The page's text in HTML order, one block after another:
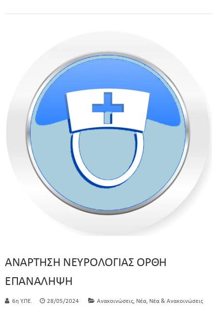
ΑΝΑΡΤΗΣΗ ΝΕΥΡΟΛΟΓΙΑΣ ΟΡΘΗ
ΕΠΑΝΑΛΗΨΗ
6η Υ.ΠΕ. 28/05/2024 Ανακοινώσεις, Νέα, Νέα & Ανακοινώσεις